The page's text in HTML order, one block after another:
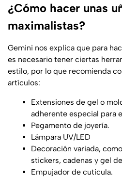
¿Cómo hacer unas
maximalistas?
Gemini nos explica que para
es necesario tener ciertas
estilo, por lo que recomienda
artículos:
Extensiones de gel o
adherente especial para
Pegamento de joyería.
Lámpara UV/LED
Decoración variada,
stickers, cadenas y gel
Empujador de cuticula.